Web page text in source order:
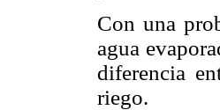
Con una
agua
diferencia
riego.